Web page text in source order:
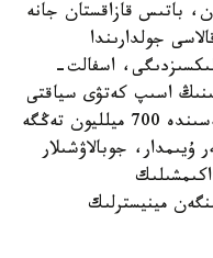
باتىس قازاقستان جانە
جولدارىندا
اسفالت-
اسىپ كەتۋى سياقتى
ورەسكەل قاتەلىكتەر انىقتالدى. ناتيجەسىندە 700 ميلليون تەڭگە
جوبالاۋشىلار
اكىمشىلىك
مينيسترلىك